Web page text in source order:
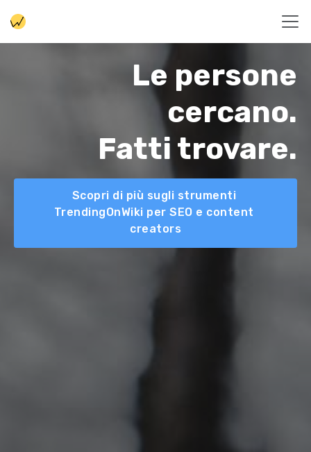
Le persone
cercano.
Fatti trovare.
Scopri di più sugli strumenti
TrendingOnWiki per SEO e content
creators